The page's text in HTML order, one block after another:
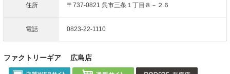
住所 〒737-0821 呉市三条１丁目８－２６
電話 0823-22-1110
ファクトリーギア 広島店